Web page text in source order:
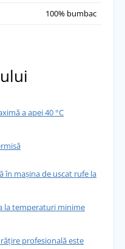
100% bumbac
a apei 40 °C
în mașina de uscat rufe la
la temperaturi minime
profesională este